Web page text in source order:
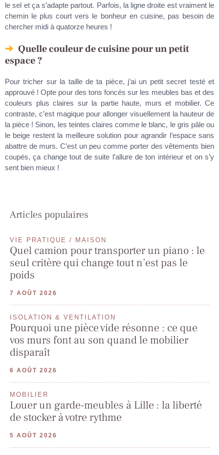
le sel et ça s’adapte partout. Parfois, la ligne droite est vraiment le
chemin le plus court vers le bonheur en cuisine, pas besoin de
chercher midi à quatorze heures !
Quelle couleur de cuisine pour un petit
espace ?
Pour tricher sur la taille de ta pièce, j’ai un petit secret testé et
approuvé ! Opte pour des tons foncés sur les meubles bas et des
couleurs plus claires sur la partie haute, murs et mobilier. Ce
contraste, c’est magique pour allonger visuellement la hauteur de
la pièce ! Sinon, les teintes claires comme le blanc, le gris pâle ou
le beige restent la meilleure solution pour agrandir l’espace sans
abattre de murs. C’est un peu comme porter des vêtements bien
coupés, ça change tout de suite l’allure de ton intérieur et on s’y
sent bien mieux !
Articles populaires
VIE PRATIQUE / MAISON
Quel camion pour transporter un piano : le
seul critère qui change tout n’est pas le
poids
7 AOÛT 2026
ISOLATION & VENTILATION
Pourquoi une pièce vide résonne : ce que
vos murs font au son quand le mobilier
disparaît
6 AOÛT 2026
MOBILIER
Louer un garde-meubles à Lille : la liberté
de stocker à votre rythme
5 AOÛT 2026